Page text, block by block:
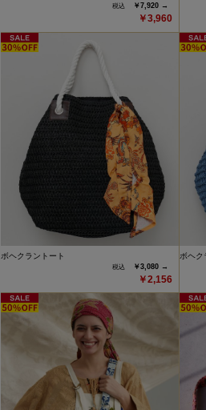
￥7,920 →
￥3,960
ボヘクラントート
￥3,080 →
￥2,156
ボヘク